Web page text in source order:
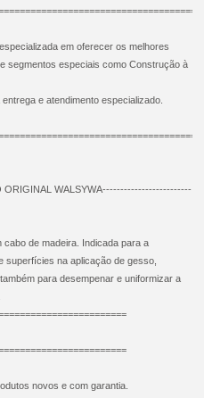
em oferecer os melhores
segmentos especiais como Construção à
e atendimento especializado.
WALSYWA-------------------------
de madeira. Indicada para a
superfícies na aplicação de gesso,
para desempenar e uniformizar a
novos e com garantia.